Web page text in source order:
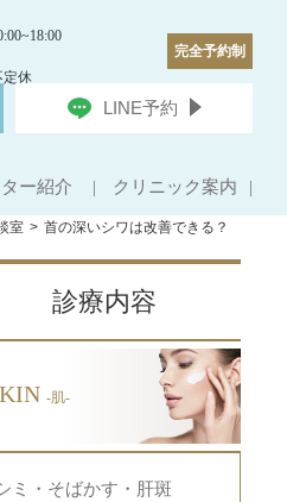
定休
LINE予約
完全予約制
ター紹介 クリニック案内
室 首の深いシワは改善できる？
診療内容
-肌-
ミ・そばかす・肝斑